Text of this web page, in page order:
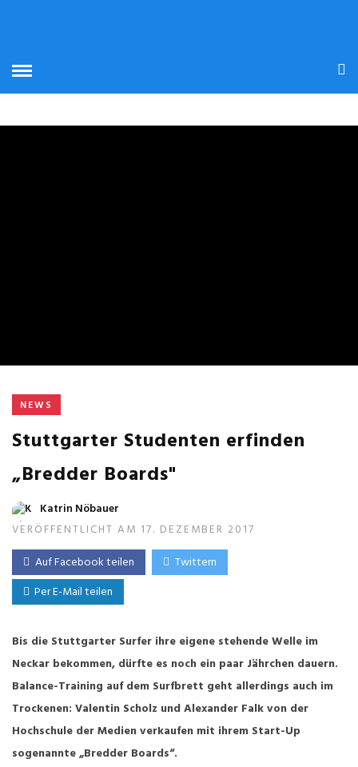
NEWS
Stuttgarter Studenten erfinden
„Bredder Boards"
Katrin Nöbauer
VERÖFFENTLICHT AM 17. DEZEMBER 2017
Auf Facebook teilen
Twittern
Per E-Mail teilen
Bis die Stuttgarter Surfer ihre eigene stehende Welle im
Neckar bekommen, dürfte es noch ein paar Jährchen dauern.
Balance-Training auf dem Surfbrett geht allerdings auch im
Trockenen: Valentin Scholz und Alexander Falk von der
Hochschule der Medien verkaufen mit ihrem Start-Up
sogenannte „Bredder Boards“.